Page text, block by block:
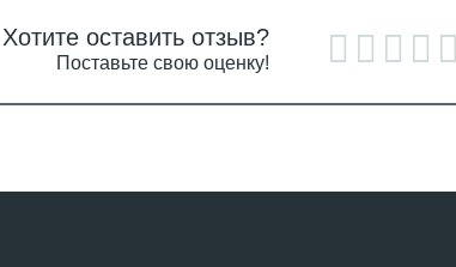
Хотите оставить отзыв?
Поставьте свою оценку!